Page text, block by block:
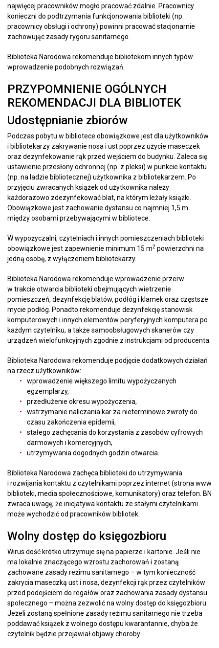
najwięcej pracowników mogło pracować zdalnie. Pracownicy
konieczni do podtrzymania funkcjonowania biblioteki (np.
pracownicy obsługi i ochrony) powinni pracować stacjonarnie
zachowując zasady rygoru sanitarnego.
Biblioteka Narodowa rekomenduje bibliotekom innych typów
wprowadzenie podobnych rozwiązań.
PRZYPOMNIENIE OGÓLNYCH
REKOMENDACJI DLA BIBLIOTEK
Udostępnianie zbiorów
Podczas pobytu w bibliotece obowiązkowe jest dla użytkowników
i bibliotekarzy zakrywanie nosa i ust poprzez użycie maseczek
oraz dezynfekowanie rąk przed wejściem do budynku. Zaleca się
ustawienie przesłony ochronnej (np. z pleksi) w punkcie kontaktu
(np. na ladzie bibliotecznej) użytkownika z bibliotekarzem. Po
przyjęciu zwracanych książek od użytkownika należy
każdorazowo zdezynfekować blat, na którym leżały książki.
Obowiązkowe jest zachowanie dystansu co najmniej 1,5 m
między osobami przebywającymi w bibliotece.
W wypożyczalni, czytelniach i innych pomieszczeniach biblioteki
obowiązkowe jest zapewnienie minimum 15 m2 powierzchni na
jedną osobę, z wyłączeniem bibliotekarzy.
Biblioteka Narodowa rekomenduje wprowadzenie przerw
w trakcie otwarcia biblioteki obejmujących wietrzenie
pomieszczeń, dezynfekcję blatów, podłóg i klamek oraz częstsze
mycie podłóg. Ponadto rekomenduje dezynfekcję stanowisk
komputerowych i innych elementów peryferyjnych komputera po
każdym czytelniku, a także samoobsługowych skanerów czy
urządzeń wielofunkcyjnych zgodnie z instrukcjami od producenta.
Biblioteka Narodowa rekomenduje podjęcie dodatkowych działań
na rzecz użytkowników:
wprowadzenie większego limitu wypożyczanych
egzemplarzy,
przedłużenie okresu wypożyczenia,
wstrzymanie naliczania kar za nieterminowe zwroty do
czasu zakończenia epidemii,
stałego zachęcania do korzystania z zasobów cyfrowych
darmowych i komercyjnych,
utrzymywania dogodnych godzin otwarcia.
Biblioteka Narodowa zachęca biblioteki do utrzymywania
i rozwijania kontaktu z czytelnikami poprzez internet (strona www
biblioteki, media społecznościowe, komunikatory) oraz telefon. BN
zwraca uwagę, że inicjatywa kontaktu ze stałymi czytelnikami
może wychodzić od pracowników bibliotek.
Wolny dostęp do księgozbioru
Wirus dość krótko utrzymuje się na papierze i kartonie. Jeśli nie
ma lokalnie znaczącego wzrostu zachorowań i zostaną
zachowane zasady reżimu sanitarnego – w tym konieczność
zakrycia maseczką ust i nosa, dezynfekcji rąk przez czytelników
przed podejściem do regałów oraz zachowania zasady dystansu
społecznego – można zezwolić na wolny dostęp do księgozbioru.
Jeżeli zostaną spełnione zasady reżimu sanitarnego nie trzeba
poddawać książek z wolnego dostępu kwarantannie, chyba że
czytelnik będzie przejawiał objawy choroby.